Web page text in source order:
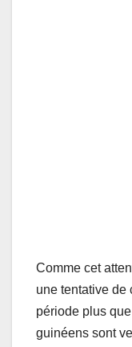
Comme cet
une tentative de
période plus
guinéens sont